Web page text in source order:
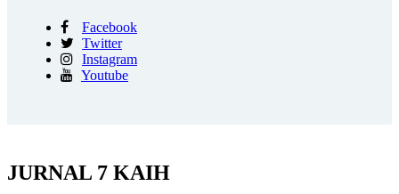
Facebook
Twitter
Instagram
Youtube
JURNAL 7 KAIH